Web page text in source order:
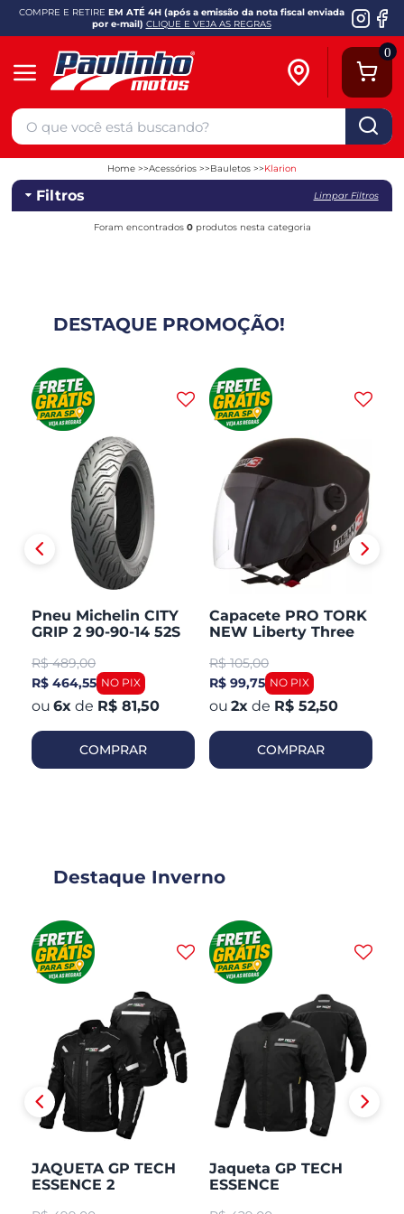
COMPRE E RETIRE EM ATÉ 4H (após a emissão da nota fiscal enviada
por e-mail) CLIQUE E VEJA AS REGRAS
0
Home Acessórios Bauletos Klarion
Filtros Limpar Filtros
Foram encontrados 0produtos nesta categoria
DESTAQUE PROMOÇÃO!
Pneu Michelin CITY
GRIP 2 90-90-14 52S
Dianteiro
R$ 489,00
R$ 464,55
6x de R$ 81,50
COMPRAR
Capacete PRO TORK
NEW Liberty Three
R$ 105,00
R$ 99,75
2x de R$ 52,50
COMPRAR
Destaque Inverno
JAQUETA GP TECH
ESSENCE 2
Jaqueta GP TECH
ESSENCE